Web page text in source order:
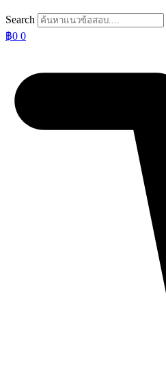
Search
฿0 0